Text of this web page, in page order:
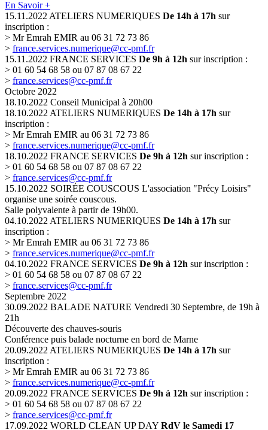
En Savoir +
15.11.2022ATELIERS NUMERIQUES De 14h à 17h sur
inscription :
> Mr Emrah EMIR au 06 31 72 73 86
> france.services.numerique@cc-pmf.fr
15.11.2022 FRANCE SERVICES De 9h à 12h sur inscription :
> 01 60 54 68 58 ou 07 87 08 67 22
> france.services@cc-pmf.fr
Octobre 2022
18.10.2022 Conseil Municipal à 20h00
18.10.2022ATELIERS NUMERIQUES De 14h à 17h sur
inscription :
> Mr Emrah EMIR au 06 31 72 73 86
> france.services.numerique@cc-pmf.fr
18.10.2022 FRANCE SERVICES De 9h à 12h sur inscription :
> 01 60 54 68 58 ou 07 87 08 67 22
> france.services@cc-pmf.fr
15.10.2022 SOIRÉE COUSCOUS L'association "Précy Loisirs"
organise une soirée couscous.
Salle polyvalente à partir de 19h00.
04.10.2022ATELIERS NUMERIQUES De 14h à 17h sur
inscription :
> Mr Emrah EMIR au 06 31 72 73 86
> france.services.numerique@cc-pmf.fr
04.10.2022 FRANCE SERVICES De 9h à 12h sur inscription :
> 01 60 54 68 58 ou 07 87 08 67 22
> france.services@cc-pmf.fr
Septembre 2022
30.09.2022 BALADE NATURE Vendredi 30 Septembre, de 19h à
21h
Découverte des chauves-souris
Conférence puis balade nocturne en bord de Marne
20.09.2022ATELIERS NUMERIQUES De 14h à 17h sur
inscription :
> Mr Emrah EMIR au 06 31 72 73 86
> france.services.numerique@cc-pmf.fr
20.09.2022 FRANCE SERVICES De 9h à 12h sur inscription :
> 01 60 54 68 58 ou 07 87 08 67 22
> france.services@cc-pmf.fr
17.09.2022 WORLD CLEAN UP DAY RdV le Samedi 17